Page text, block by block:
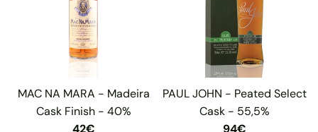
MAC NA MARA - Madeira
Cask Finish - 40%
42€
PAUL JOHN - Peated Select
Cask - 55,5%
94€